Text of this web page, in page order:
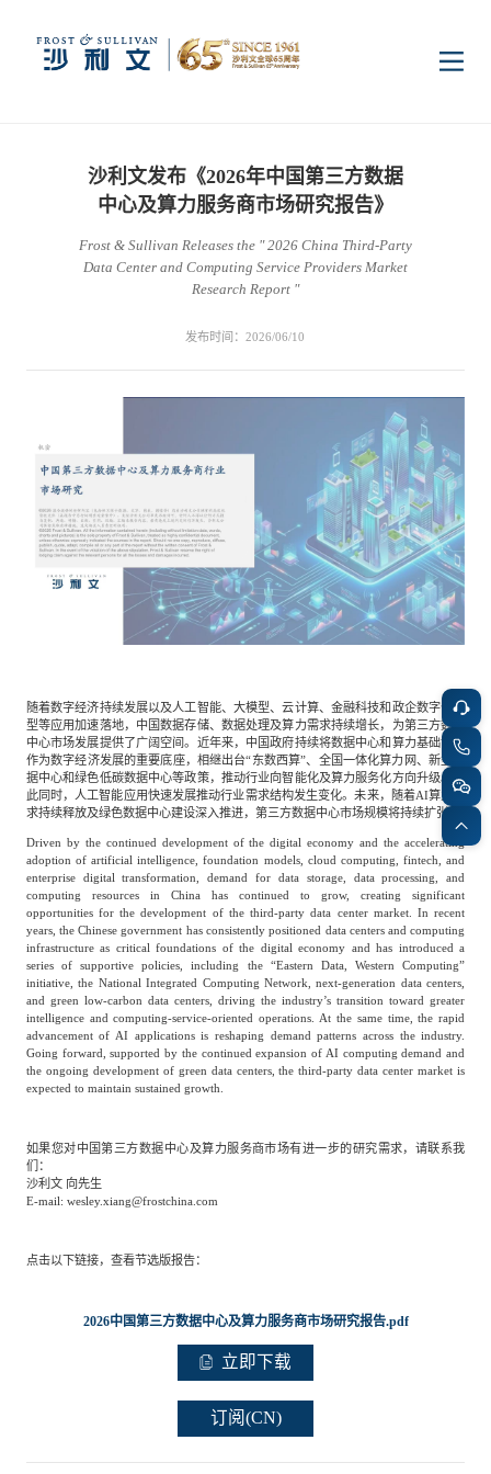
行业研究
医疗与生命科学
餐饮与新零售 半导体与芯片
智能家居 汽车与出行
科技、媒体和通信 金融科技
地产与物业 矿业冶炼
美容时尚 大数据与人工智能
物流与供应链 建筑科技与装饰装潢
特种新材料 文化娱乐
基础设施建设
农林牧渔
资本市场顾问服务
企业咨询服务
传媒中心
公司动态
媒体报道
活动
中国管理团队
表现与影响
战略合作伙伴
专家委员会
沙利文中国分支机构
中
沙利文发布《2026年中国第三方数据
中心及算力服务商市场研究报告》
Frost & Sullivan Releases the " 2026 China Third-Party
Data Center and Computing Service Providers Market
Research Report "
发布时间：2026/06/10
随着数字经济持续发展以及人工智能、大模型、云计算、金融科技和政企数字化转
型等应用加速落地，中国数据存储、数据处理及算力需求持续增长，为第三方数据
中心市场发展提供了广阔空间。近年来，中国政府持续将数据中心和算力基础设施
作为数字经济发展的重要底座，相继出台“东数西算”、全国一体化算力网、新型数
据中心和绿色低碳数据中心等政策，推动行业向智能化及算力服务化方向升级。与
此同时，人工智能应用快速发展推动行业需求结构发生变化。未来，随着AI算力需
求持续释放及绿色数据中心建设深入推进，第三方数据中心市场规模将持续扩张。
Driven by the continued development of the digital economy and the accelerating
adoption of artificial intelligence, foundation models, cloud computing, fintech, and
enterprise digital transformation, demand for data storage, data processing, and
computing resources in China has continued to grow, creating significant
opportunities for the development of the third-party data center market. In recent
years, the Chinese government has consistently positioned data centers and computing
infrastructure as critical foundations of the digital economy and has introduced a
series of supportive policies, including the “Eastern Data, Western Computing”
initiative, the National Integrated Computing Network, next-generation data centers,
and green low-carbon data centers, driving the industry’s transition toward greater
intelligence and computing-service-oriented operations. At the same time, the rapid
advancement of AI applications is reshaping demand patterns across the industry.
Going forward, supported by the continued expansion of AI computing demand and
the ongoing development of green data centers, the third-party data center market is
expected to maintain sustained growth.
如果您对中国第三方数据中心及算力服务商市场有进一步的研究需求，请联系我
们：
沙利文 向先生
E-mail: wesley.xiang@frostchina.com
点击以下链接，查看节选版报告：
2026中国第三方数据中心及算力服务商市场研究报告.pdf
立即下载
订阅(CN)